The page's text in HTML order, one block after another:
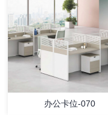
办公卡位-070